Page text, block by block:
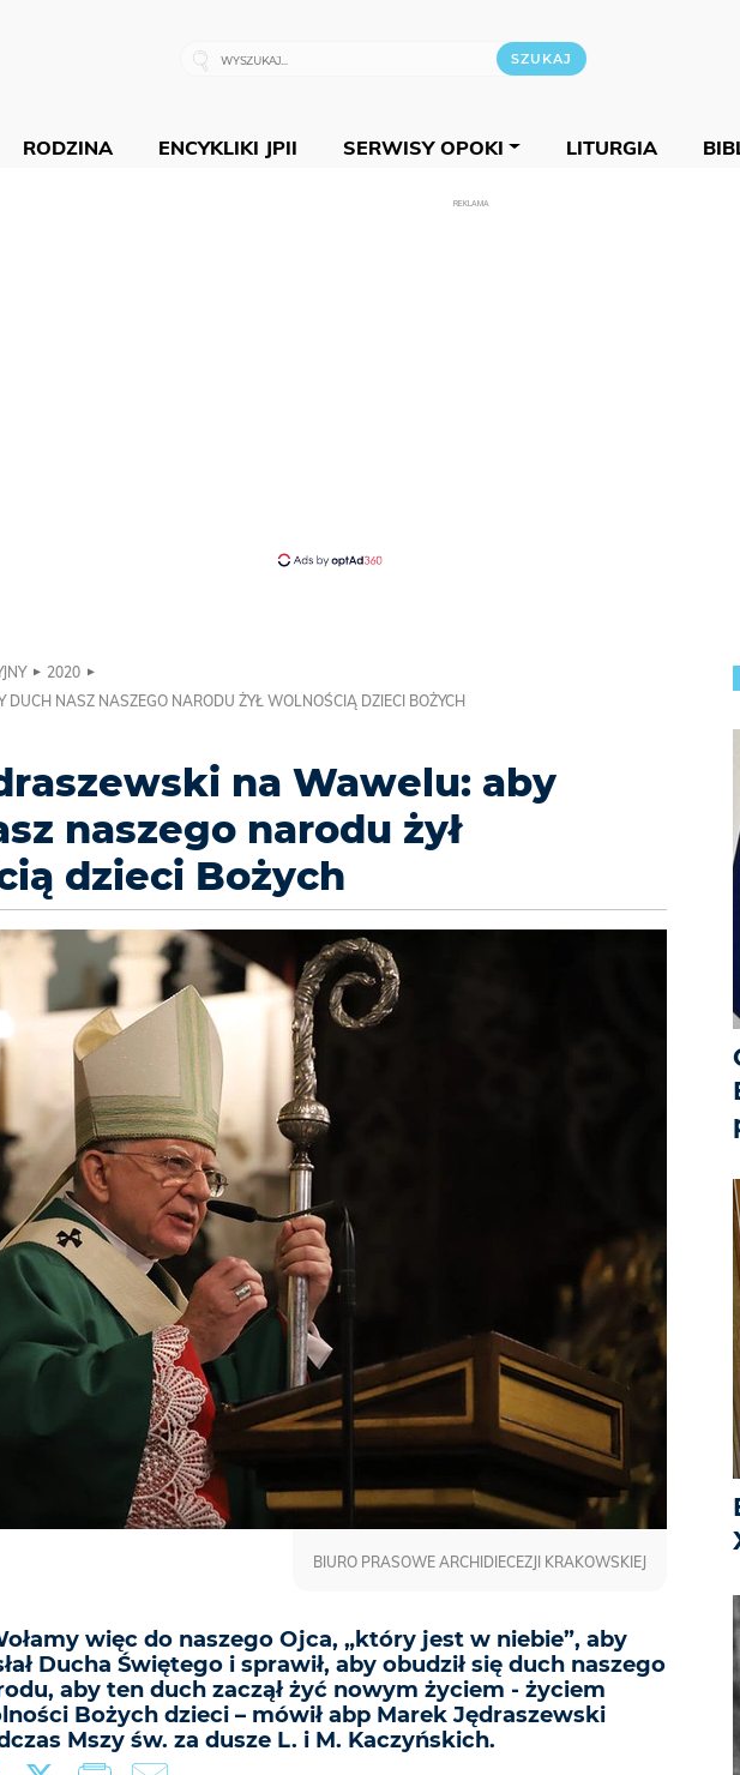
RODZINA ENCYKLIKI JPII SERWISY OPOKI LITURGIA
REKLAMA
2020
NASZ NASZEGO NARODU ŻYŁ WOLNOŚCIĄ DZIECI BOŻYCH
na Wawelu: aby
naszego narodu żył
dzieci Bożych
więc do naszego Ojca, „który jest w niebie”, aby
Ducha Świętego i sprawił, aby obudził się duch naszego
aby ten duch zaczął żyć nowym życiem - życiem
Bożych dzieci – mówił abp Marek Jędraszewski
Mszy św. za dusze L. i M. Kaczyńskich.
BIURO PRASOWE ARCHIDIECEZJI KRAKOWSKIEJ